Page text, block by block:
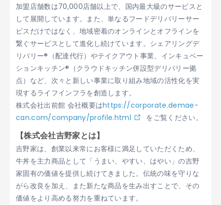
加盟店舗数は70,000店舗以上で、国内最大級のサービスと
して展開しています。また、単なるフードデリバリーサー
ビスだけではなく、地域密着のオンラインとオフラインを
繋ぐサービスとして進化し続けています。シェアリングデ
リバリー®（配達代行）やテイクアウト事業、インキュベー
ションキッチン®（クラウドキッチン併設型デリバリー拠
点）など、次々と新しい事業に取り組み地域の活性化を実
現するライフインフラを創造します。
株式会社出前館 会社概要はhttps://corporate.demae-
can.com/company/profile.html
をご覧ください。
【株式会社吉野家とは】
吉野家は、創業以来常にお客様に満足していただくため、
牛丼を主力商品として「うまい、やすい、はやい」の吉野
家固有の価値を提供し続けてきました。伝統の味を守りな
がら改良を加え、また新たな商品を生み出すことで、その
価値をより高める努力を重ねています。